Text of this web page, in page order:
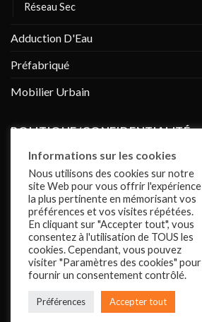
Réseau Sec
Adduction D'Eau
Préfabriqué
Mobilier Urbain
POLITIQUE/CONFIDENTIALITÉ
Conditions de vente
Politique de confidentialité
Mentions légales
Cookies
Réalisé par :
Informations sur les cookies
Nous utilisons des cookies sur notre
site Web pour vous offrir l'expérience
la plus pertinente en mémorisant vos
préférences et vos visites répétées.
En cliquant sur "Accepter tout", vous
consentez à l'utilisation de TOUS les
cookies. Cependant, vous pouvez
visiter "Paramètres des cookies" pour
fournir un consentement contrôlé.
Préférences Accepter tout